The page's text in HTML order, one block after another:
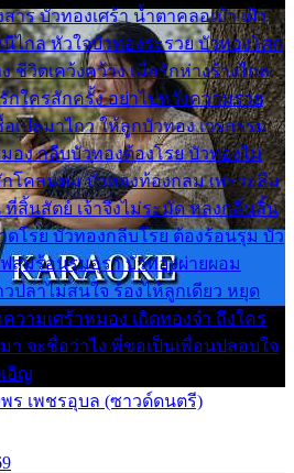
สาร บัวทองเศร้า น้ำตาคลอเบ้า เฝ้า
ไกล หัวใจบัวทองระรวย บัวทองโศก
ชีวิตเคว้งคว้าง เมื่อรักห่างร้างไกล
ใครสักครั้ง อย่าไปหวังความรวย
เปลมาไกว ให้ลูกบัวทอง เวรกรรม
อง กลีบบัวทองต้องโรย บัวทองไม่
โคลนตม บัวทองท้องกลม เพราะลืม
สิ้นสัตย์ เจ้าจึงไม่ระมัด หลงกลิ่นลิ้น
ดโรย บัวทองกลีบโรย ต้องร้อนรุม บัว
สุมร้อนรุมอุรา บัวทองผ่ายผอม
ปลาไม่สนใจ ร้องไห้ลูกเดียว หยุด
วามเศร้าหมอง เถิดทองจ๋า ถึงใคร
มา จะชื่อว่าไง พี่ขอเป็นเพื่อนปลอบใจ
อิญ
ร เพชรอุบล (ซาวด์ดนตรี)